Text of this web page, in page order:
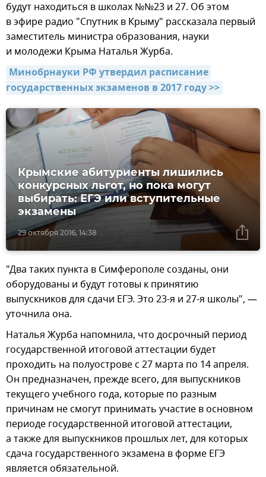
будут находиться в школах №№23 и 27. Об этом
в эфире радио "Спутник в Крыму" рассказала первый
заместитель министра образования, науки
и молодежи Крыма Наталья Журба.
Минобрнауки РФ утвердил расписание
государственных экзаменов в 2017 году >>
29 октября 2016, 14:38
Крымские абитуриенты лишились
конкурсных льгот, но пока могут
выбирать: ЕГЭ или вступительные
экзамены
"Два таких пункта в Симферополе созданы, они
оборудованы и будут готовы к принятию
выпускников для сдачи ЕГЭ. Это 23-я и 27-я школы", —
уточнила она.
Наталья Журба напомнила, что досрочный период
государственной итоговой аттестации будет
проходить на полуострове с 27 марта по 14 апреля.
Он предназначен, прежде всего, для выпускников
текущего учебного года, которые по разным
причинам не смогут принимать участие в основном
периоде государственной итоговой аттестации,
а также для выпускников прошлых лет, для которых
сдача государственного экзамена в форме ЕГЭ
является обязательной.